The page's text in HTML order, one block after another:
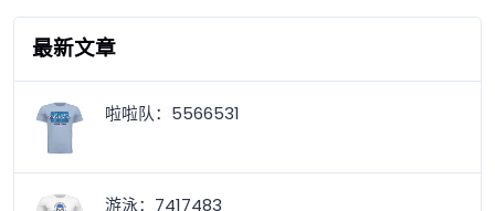
最新文章
啦啦队：5566531
游泳：7417483